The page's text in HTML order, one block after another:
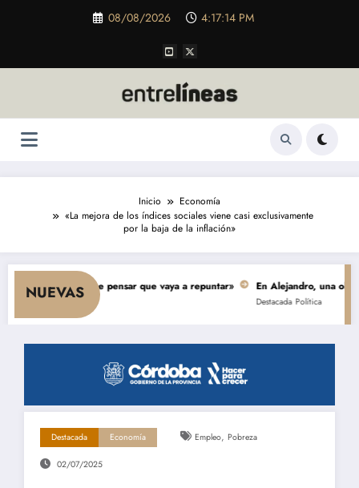
08/08/2026 4:17:15 PM
Inicio
Economía
«La mejora de los índices sociales viene casi exclusivamente
por la baja de la inflación»
NUEVAS
y nada hace pensar que vaya a repuntar» En Alejandro, una obra de $
Política
Destacada Economía Empleo, Pobreza
02/07/2025